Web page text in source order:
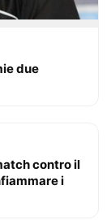
due
contro il
i